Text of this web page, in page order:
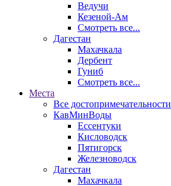
Ведучи
Кезеной-Ам
Смотреть все...
Дагестан
Махачкала
Дербент
Гуниб
Смотреть все...
Места
Все достопримечательности
КавМинВоды
Ессентуки
Кисловодск
Пятигорск
Железноводск
Дагестан
Махачкала